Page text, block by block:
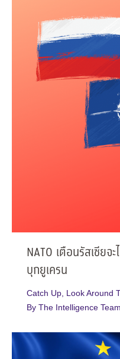
NATO เตือนรัสเซียจ
บุกยูเครน
Catch Up Look Around
By The Intelligence Team